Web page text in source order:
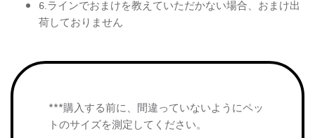
6.ラインでおまけを教えていただかない場合、おまけ出
荷しておりません
***購入する前に、間違っていないようにペッ
トのサイズを測定してください。